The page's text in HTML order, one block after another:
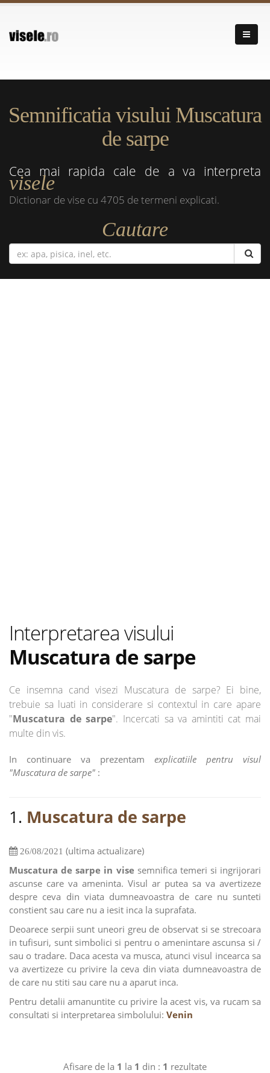
Semnificatia visului Muscatura
de sarpe
Cea mai rapida cale de a va interpreta
visele
Dictionar de vise cu 4705 de termeni explicati.
Cautare
Interpretarea visului
Muscatura de sarpe
Ce insemna cand visezi Muscatura de sarpe? Ei bine,
trebuie sa luati in considerare si contextul in care apare
"Muscatura de sarpe". Incercati sa va amintiti cat mai
multe din vis.
In continuare va prezentam explicatiile pentru visul
"Muscatura de sarpe" :
1. Muscatura de sarpe
26/08/2021 (ultima actualizare)
Muscatura de sarpe in visesemnifica temeri si ingrijorari
ascunse care va ameninta. Visul ar putea sa va avertizeze
despre ceva din viata dumneavoastra de care nu sunteti
constient sau care nu a iesit inca la suprafata.
Deoarece serpii sunt uneori greu de observat si se strecoara
in tufisuri, sunt simbolici si pentru o amenintare ascunsa si /
sau o tradare. Daca acesta va musca, atunci visul incearca sa
va avertizeze cu privire la ceva din viata dumneavoastra de
de care nu stiti sau care nu a aparut inca.
Pentru detalii amanuntite cu privire la acest vis, va rucam sa
consultati si interpretarea simbolului: Venin
Afisare de la 1 la 1 din : 1 rezultate